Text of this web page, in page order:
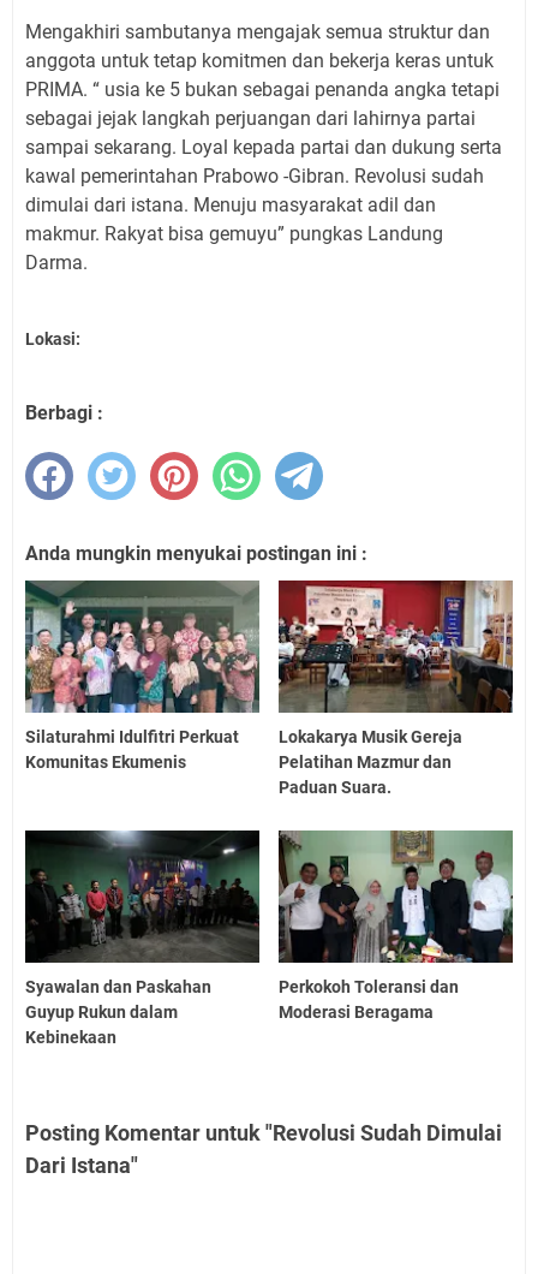
Mengakhiri sambutanya mengajak semua struktur dan
anggota untuk tetap komitmen dan bekerja keras untuk
PRIMA. “ usia ke 5 bukan sebagai penanda angka tetapi
sebagai jejak langkah perjuangan dari lahirnya partai
sampai sekarang. Loyal kepada partai dan dukung serta
kawal pemerintahan Prabowo -Gibran. Revolusi sudah
dimulai dari istana. Menuju masyarakat adil dan
makmur. Rakyat bisa gemuyu” pungkas Landung
Darma.
Lokasi:
Berbagi :
Anda mungkin menyukai postingan ini :
Silaturahmi Idulfitri Perkuat
Komunitas Ekumenis
Lokakarya Musik Gereja
Pelatihan Mazmur dan
Paduan Suara.
Syawalan dan Paskahan
Guyup Rukun dalam
Kebinekaan
Perkokoh Toleransi dan
Moderasi Beragama
Posting Komentar untuk "Revolusi Sudah Dimulai
Dari Istana"